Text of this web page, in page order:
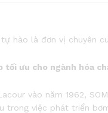
tự hào là đơn vị chuyên
tối ưu cho ngành hóa
vào năm 1962,
trong việc phát triển